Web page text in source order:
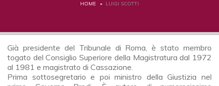
HOME LUIGI SCOTTI
Già presidente del Tribunale di Roma, è stato membro
togato del Consiglio Superiore della Magistratura dal 1972
al 1981 e magistrato di Cassazione.
Prima sottosegretario e poi ministro della Giustizia nel